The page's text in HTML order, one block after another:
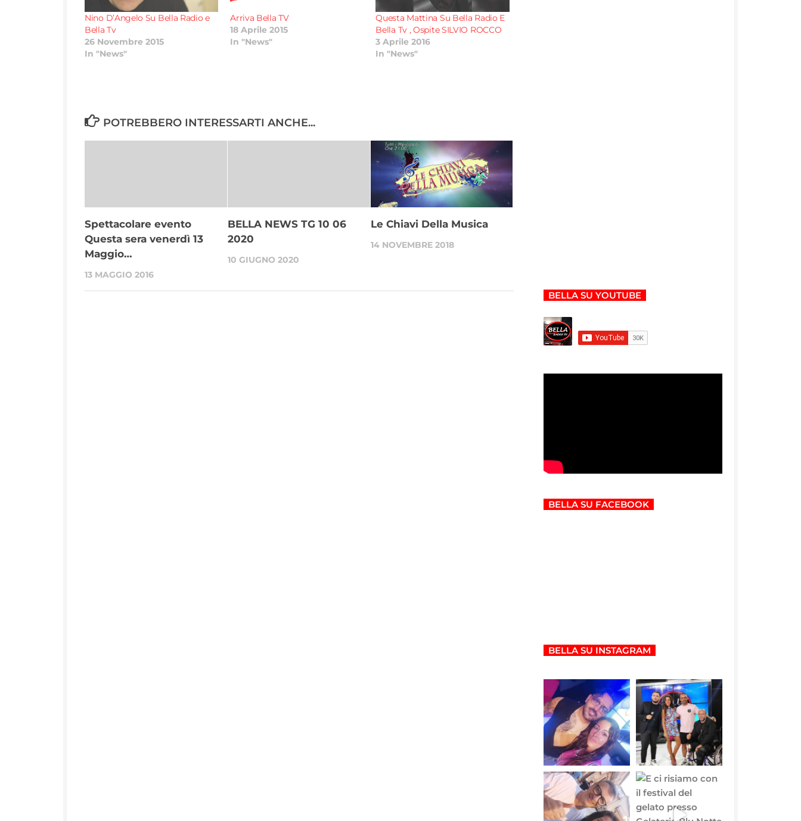
Nino D’Angelo Su Bella Radio e
Bella Tv
26 Novembre 2015
In "News"
Arriva Bella TV
18 Aprile 2015
In "News"
Questa Mattina Su Bella Radio E
Bella Tv , Ospite SILVIO ROCCO
3 Aprile 2016
In "News"
POTREBBERO INTERESSARTI ANCHE...
Spettacolare evento
Questa sera venerdì 13
Maggio…
13 MAGGIO 2016
BELLA NEWS TG 10 06
2020
10 GIUGNO 2020
Le Chiavi Della Musica
14 NOVEMBRE 2018
BELLA SU YOUTUBE
BELLA SU FACEBOOK
BELLA SU INSTAGRAM